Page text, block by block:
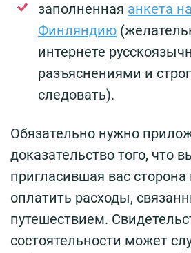
заполненная анкета
Финляндию
интернете
разъяснениями и
следовать).
Обязательно нужно
доказательство того, что
пригласившая вас сторона
оплатить расходы,
путешествием.
состоятельности может